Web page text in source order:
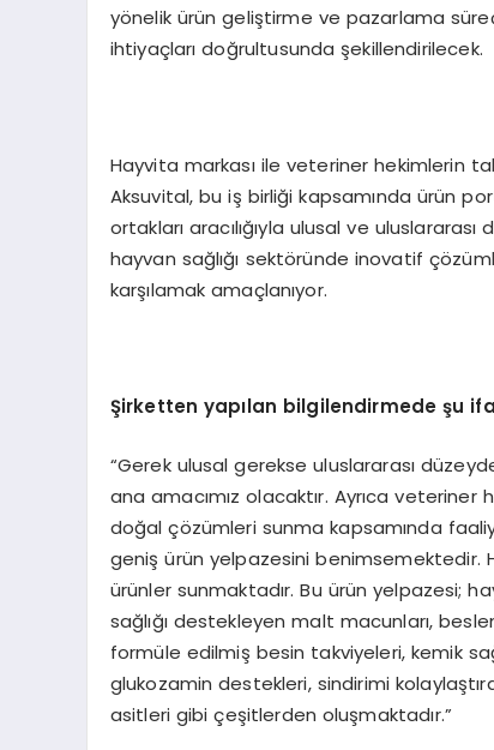
yönelik ürün geliştirme ve pazarlama
ihtiyaçları doğrultusunda şekillendirilecek.
Hayvita markası ile veteriner hekimlerin
Aksuvital, bu iş birliği kapsamında ürün
ortakları aracılığıyla ulusal ve
hayvan sağlığı sektöründe inovatif
karşılamak amaçlanıyor.
Şirketten yapılan bilgilendirmede şu
“Gerek ulusal gerekse uluslararası
ana amacımız olacaktır. Ayrıca
doğal çözümleri sunma kapsamında
geniş ürün yelpazesini benimsemektedir.
ürünler sunmaktadır. Bu ürün yelpazesi;
sağlığı destekleyen malt macunları,
formüle edilmiş besin takviyeleri, kemik
glukozamin destekleri, sindirimi
asitleri gibi çeşitlerden oluşmaktadır.”